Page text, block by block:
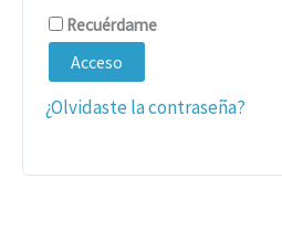
Recuérdame
Acceso
¿Olvidaste la contraseña?